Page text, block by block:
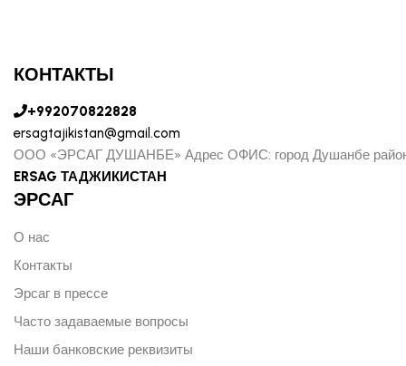
КОНТАКТЫ
+992070822828
ersagtajikistan@gmail.com
ООО «ЭРСАГ ДУШАНБЕ» Адрес ОФИС: город Душанбе
ERSAG ТАДЖИКИСТАН
ЭРСАГ
О нас
Контакты
Эрсаг в прессе
Часто задаваемые вопросы
Наши банковские реквизиты